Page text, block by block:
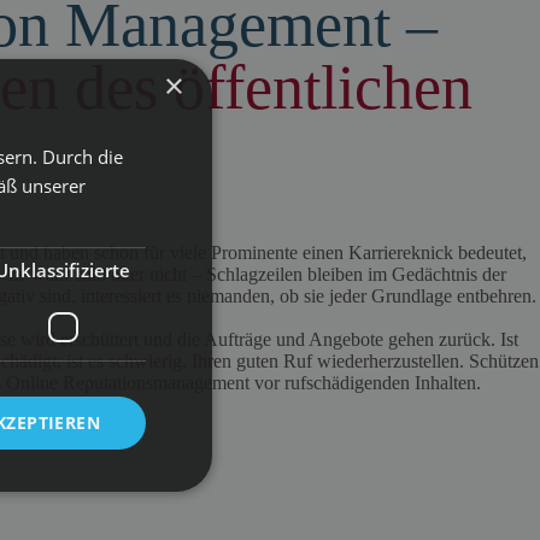
Management –
des öffentlichen
und haben schon für viele Prominente einen Karriereknick bedeutet,
wahr sind oder nicht – Schlagzeilen bleiben im Gedächtnis der
sind, interessiert es niemanden, ob sie jeder Grundlage entbehren.
wird erschüttert und die Aufträge und Angebote gehen zurück. Ist
ist es schwierig, Ihren guten Ruf wiederherzustellen. Schützen
Online Reputationsmanagement vor rufschädigenden Inhalten.
×
Durch die
unserer